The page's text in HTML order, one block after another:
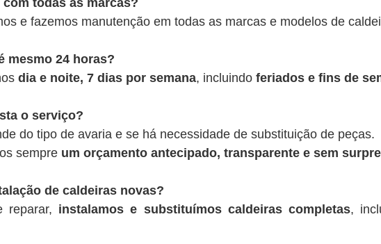
com todas as marcas?
e fazemos manutenção em todas as marcas e modelos de
mesmo 24 horas?
dia e noite, 7 dias por semana, incluindo feriados e fins de
o serviço?
do tipo de avaria e se há necessidade de substituição de peças.
sempre um orçamento antecipado, transparente e sem
de caldeiras novas?
reparar, instalamos e substituímos caldeiras completas,